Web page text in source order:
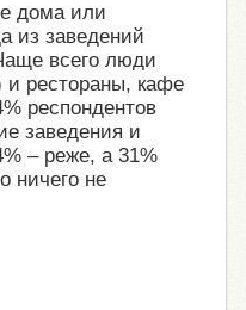
дома или
из заведений
всего люди
рестораны, кафе
респондентов
заведения и
– реже, а 31%
ничего не